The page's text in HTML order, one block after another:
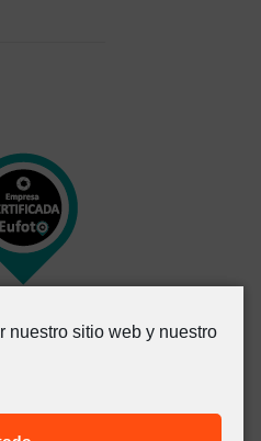
nuestro sitio web y nuestro